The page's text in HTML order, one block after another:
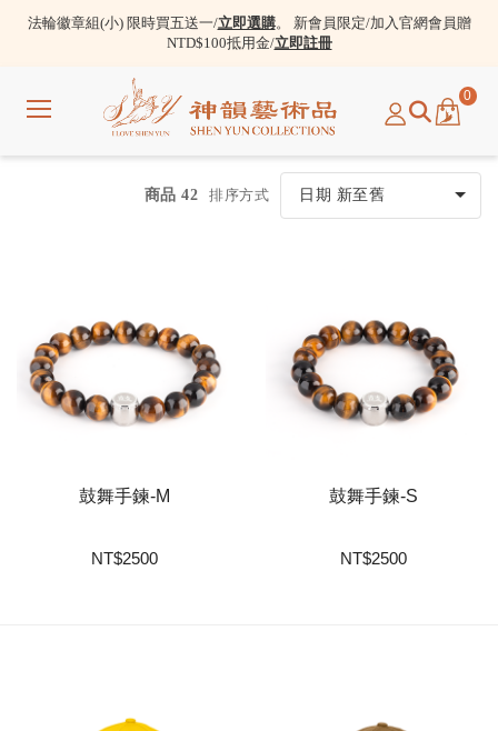
法輪徽章組(小) 限時買五送一/立即選購。 新會員限定/加入官網會員贈
NTD$100抵用金/立即註冊
選
0
商品 42 排序方式
鼓舞手鍊-M
NT$2500
鼓舞手鍊-S
NT$2500